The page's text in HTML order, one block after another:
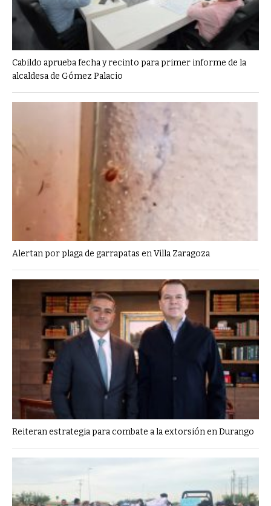
Cabildo aprueba fecha y recinto para primer informe de la
alcaldesa de Gómez Palacio
Alertan por plaga de garrapatas en Villa Zaragoza
Reiteran estrategia para combate a la extorsión en Durango